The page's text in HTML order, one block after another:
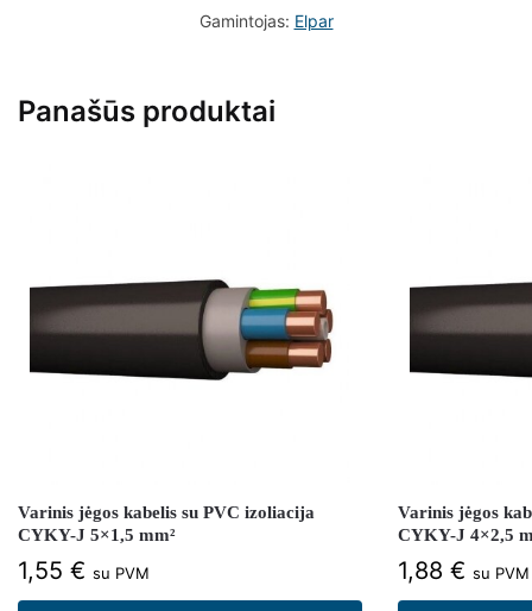
Gamintojas: Elpar
Panašūs produktai
Varinis jėgos kabelis su PVC izoliacija
CYKY-J 5×1,5 mm²
1,55 € su PVM
Varinis jėgos
CYKY-J 4×2,5
1,88 € su PVM